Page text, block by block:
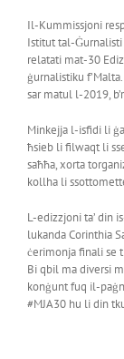
Il-Kummissjoni
Istitut tal-
relatati mat-30
ġurnalistiku
sar matul l-2019,
Minkejja l-isfidi li
ħsieb li filwaqt li
saħħa, xorta
kollha li
L-edizzjoni ta’ din
lukanda Corinthia
ċerimonja finali se
Bi qbil ma diversi
konġunt fuq il-
#MJA30 hu li din